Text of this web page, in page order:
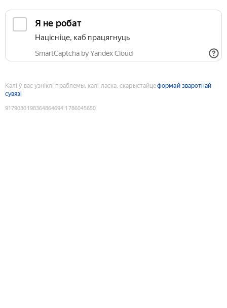
Я не робат
Націсніце, каб працягнуць
SmartCaptcha by Yandex Cloud
Калі ў вас узніклі праблемы, калі ласка, скарыстайцеформай зваротнай
сувязі
9179030198364864694:1786045650